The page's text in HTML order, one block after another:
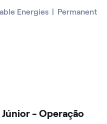
Energies
Permanent
- Operação